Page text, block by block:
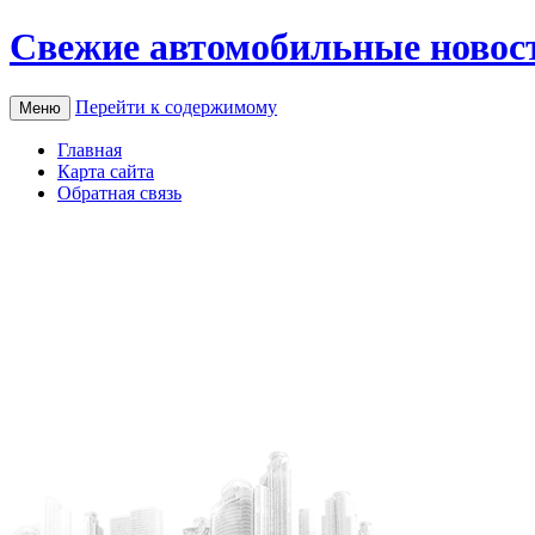
Свежие автомобильные
Меню Перейти к содержимому
Главная
Карта сайта
Обратная связь